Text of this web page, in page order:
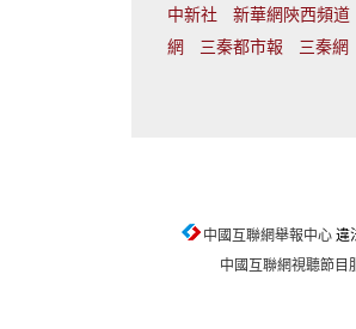
中新社 新華網陝西頻道
網
三秦都市報 三秦網
中國互聯網舉報中心違
中國互聯網視聽節目